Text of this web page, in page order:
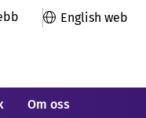
English web
Om oss